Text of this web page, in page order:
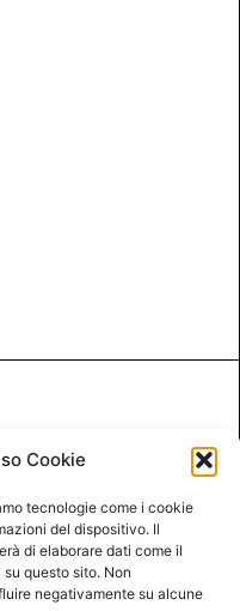
Cookie
tecnologie come i cookie
del dispositivo. Il
di elaborare dati come il
questo sito. Non
negativamente su alcune